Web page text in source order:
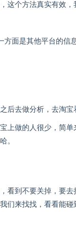
这个方法真实有效，
面是其他平台的信
后去做分析，去淘宝
上做的人很少，简
。
看到不要关掉，要去
们来找找，看看能碰